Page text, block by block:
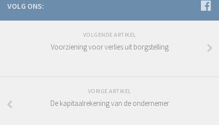
VOLG ONS:
VOLGENDE ARTIKEL
Voorziening voor verlies uit borgstelling
VORIGE ARTIKEL
De kapitaalrekening van de ondernemer